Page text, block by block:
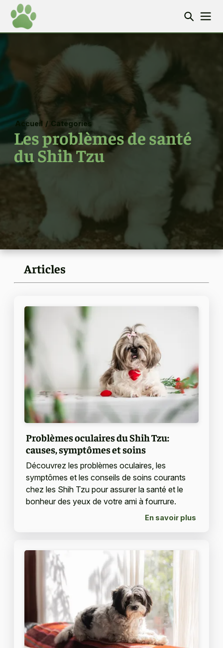
Accueil / Catégories
Les problèmes de santé
du Shih Tzu
Articles
Problèmes oculaires du Shih Tzu:
causes, symptômes et soins
Découvrez les problèmes oculaires, les
symptômes et les conseils de soins courants
chez les Shih Tzu pour assurer la santé et le
bonheur des yeux de votre ami à fourrure.
En savoir plus